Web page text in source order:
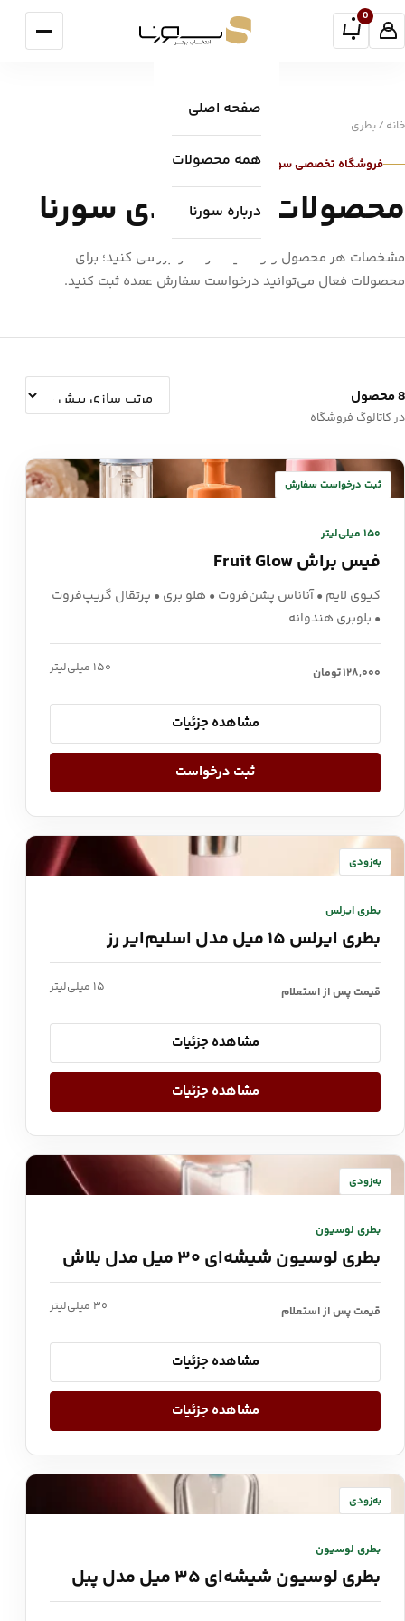
رفتن به محتوا
0
صفحه اصلی
همه محصولات
درباره سورنا
خانه / بطری
فروشگاه تخصصی سورنا
محصولات بسته‌بندی سورنا
مشخصات هر محصول و وضعیت عرضه را بررسی کنید؛ برای
محصولات فعال می‌توانید درخواست سفارش عمده ثبت کنید.
8 محصول
در کاتالوگ فروشگاه
ثبت درخواست سفارش
۱۵۰ میلی‌لیتر
فیس براش Fruit Glow
کیوی لایم • آناناس پشن‌فروت • هلو بری • پرتقال گریپ‌فروت
• بلوبری هندوانه
۱۲۸,۰۰۰تومان ۱۵۰ میلی‌لیتر
مشاهده جزئیات
ثبت درخواست
به‌زودی
بطری ایرلس
بطری ایرلس ۱۵ میل مدل اسلیم‌ایر رز
قیمت پس از استعلام ۱۵ میلی‌لیتر
مشاهده جزئیات
مشاهده جزئیات
به‌زودی
بطری لوسیون
بطری لوسیون شیشه‌ای ۳۰ میل مدل بلاش
قیمت پس از استعلام ۳۰ میلی‌لیتر
مشاهده جزئیات
مشاهده جزئیات
به‌زودی
بطری لوسیون
بطری لوسیون شیشه‌ای ۳۵ میل مدل پبل